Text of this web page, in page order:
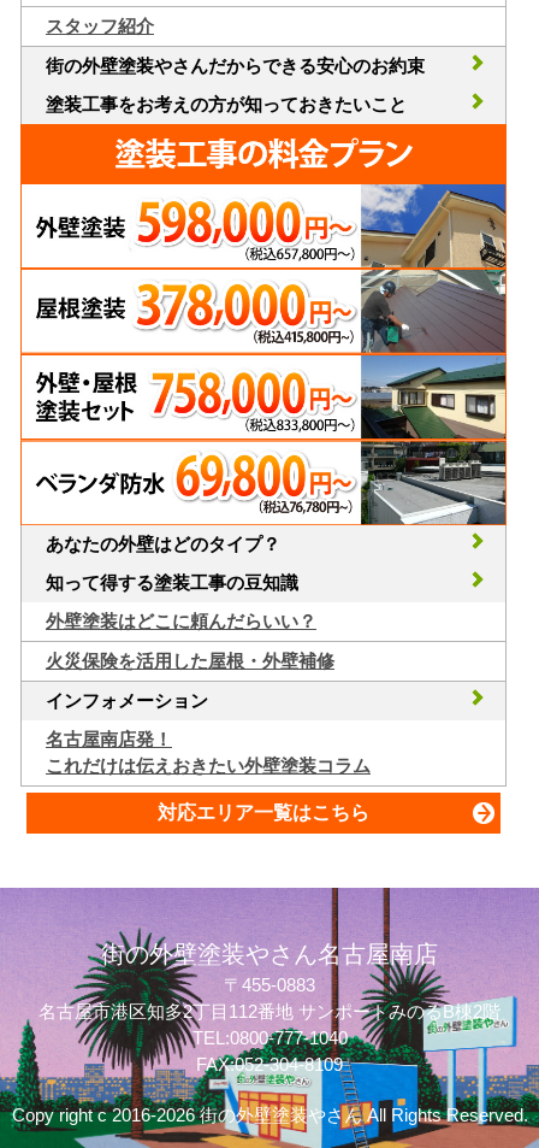
スタッフ紹介
街の外壁塗装やさんだからできる安心のお約束
塗装工事をお考えの方が知っておきたいこと
あなたの外壁はどのタイプ？
知って得する塗装工事の豆知識
外壁塗装はどこに頼んだらいい？
火災保険を活用した屋根・外壁補修
インフォメーション
名古屋南店発！
これだけは伝えおきたい外壁塗装コラム
対応エリア一覧はこちら
街の外壁塗装やさん名古屋南店
〒455-0883
名古屋市港区知多2丁目112番地 サンポートみのるB棟2階
TEL:0800-777-1040
FAX:052-304-8109
Copy right c 2016-2026 街の外壁塗装やさん All Rights Reserved.